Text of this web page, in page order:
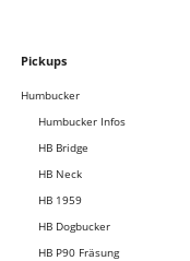
Navigation
Pickups
Humbucker
Humbucker Infos
HB Bridge
HB Neck
HB 1959
HB Dogbucker
HB P90 Fräsung